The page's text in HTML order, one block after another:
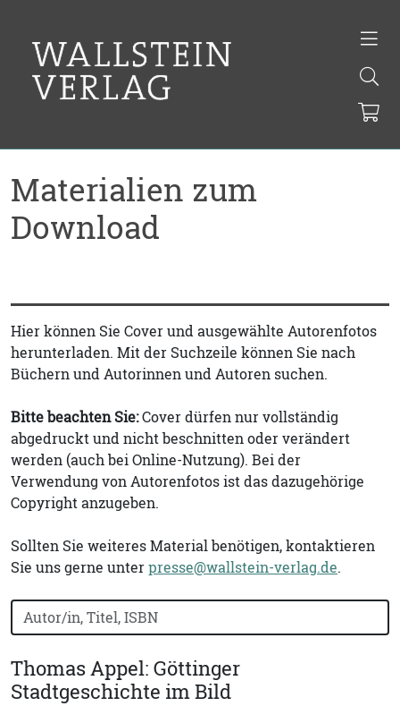
Materialien zum
Download
Hier können Sie Cover und ausgewählte Autorenfotos
herunterladen. Mit der Suchzeile können Sie nach
Büchern und Autorinnen und Autoren suchen.
Bitte beachten Sie:Cover dürfen nur vollständig
abgedruckt und nicht beschnitten oder verändert
werden (auch bei Online-Nutzung). Bei der
Verwendung von Autorenfotos ist das dazugehörige
Copyright anzugeben.
Sollten Sie weiteres Material benötigen, kontaktieren
Sie uns gerne unterpresse@wallstein-verlag.de.
Bücher nach Buchtitel, Autorennamen oder ISBN
Thomas Appel: Göttinger
Stadtgeschichte im Bild